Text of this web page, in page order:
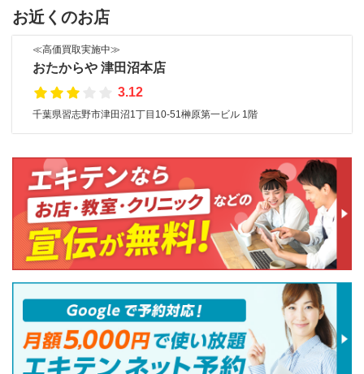
お近くのお店
≪高価買取実施中≫
おたからや 津田沼本店
3.12
千葉県習志野市津田沼1丁目10-51榊原第一ビル 1階